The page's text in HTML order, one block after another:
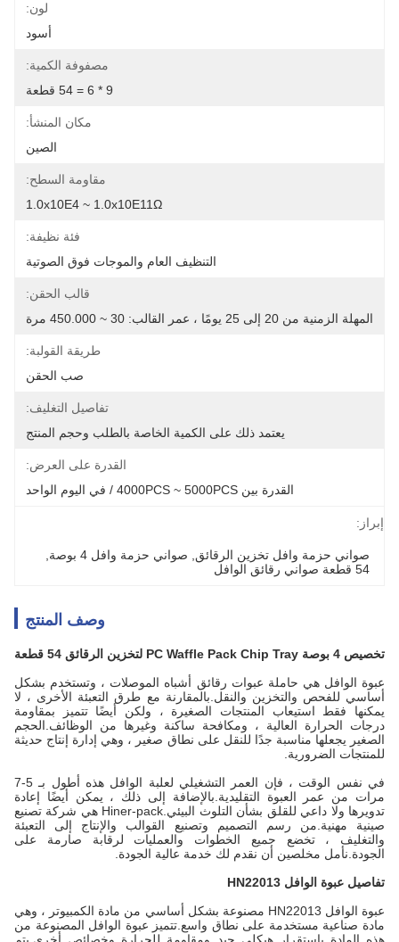
لون:
أسود
مصفوفة الكمية:
مكان المنشأ:
الصين
مقاومة السطح:
1.0x10E4 ~ 1.0x10E11Ω
فئة نظيفة:
التنظيف العام والموجات فوق الصوتية
قالب الحقن:
المهلة الزمنية من 20 إلى 25 يومًا ، عمر القالب: 30 ~ 450.000 مرة
طريقة القولبة:
صب الحقن
تفاصيل التغليف:
يعتمد ذلك على الكمية الخاصة بالطلب وحجم المنتج
القدرة على العرض:
القدرة بين 4000PCS ~ 5000PCS / في اليوم الواحد
إبراز:
صواني حزمة وافل تخزين الرقائق, صواني حزمة وافل 4 بوصة
,
54 قطعة صواني رقائق الوافل
وصف المنتج
تخصيص 4 بوصة PC Waffle Pack Chip Tray لتخزين الرقائق 54 قطعة
عبوة الوافل هي حاملة عبوات رقائق أشباه الموصلات ، وتستخدم بشكل
أساسي للفحص والتخزين والنقل.بالمقارنة مع طرق التعبئة الأخرى ، لا
يمكنها فقط استيعاب المنتجات الصغيرة ، ولكن أيضًا تتميز بمقاومة
درجات الحرارة العالية ، ومكافحة ساكنة وغيرها من الوظائف.الحجم
الصغير يجعلها مناسبة جدًا للنقل على نطاق صغير ، وهي إدارة إنتاج حديثة
للمنتجات الضرورية.
في نفس الوقت ، فإن العمر التشغيلي لعلبة الوافل هذه أطول بـ 5-7
مرات من عمر العبوة التقليدية.بالإضافة إلى ذلك ، يمكن أيضًا إعادة
تدويرها ولا داعي للقلق بشأن التلوث البيئي.Hiner-pack هي شركة تصنيع
صينية مهنية.من رسم التصميم وتصنيع القوالب والإنتاج إلى التعبئة
والتغليف ، تخضع جميع الخطوات والعمليات لرقابة صارمة على
الجودة.نأمل مخلصين أن نقدم لك خدمة عالية الجودة.
تفاصيل عبوة الوافل HN22013
عبوة الوافل HN22013 مصنوعة بشكل أساسي من مادة الكمبيوتر ، وهي
مادة صناعية مستخدمة على نطاق واسع.تتميز عبوة الوافل المصنوعة من